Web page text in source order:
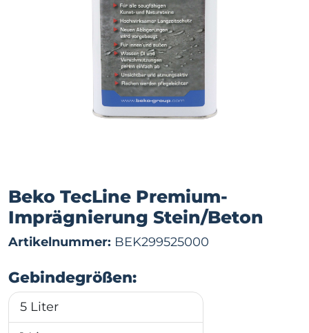
Beko TecLine Premium-
Imprägnierung Stein/Beton
Artikelnummer: BEK299525000
Gebindegrößen:
5 Liter